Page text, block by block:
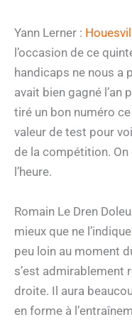
Yann Lerner :
l’occasion de ce
handicaps ne nous a
avait bien gagné l’an
tiré un bon numéro
valeur de test pour
de la compétition. On
l’heure.
Romain Le Dren
mieux que ne
peu loin au moment
s’est admirablement
droite. Il aura
en forme à